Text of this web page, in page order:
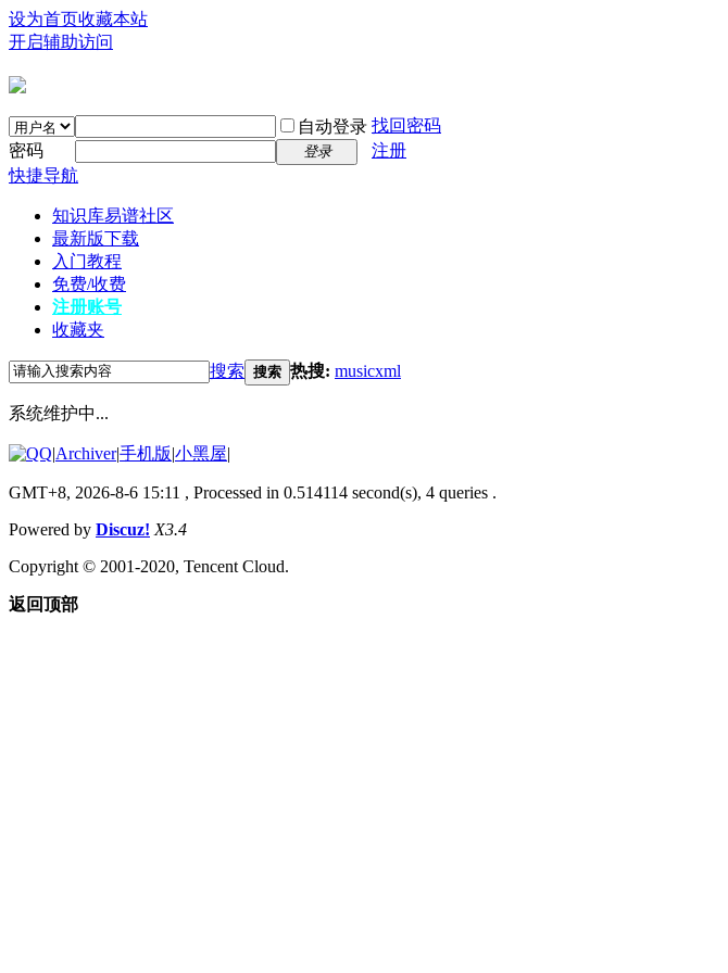
设为首页收藏本站
开启辅助访问
自动登录 找回密码
密码
登录
注册
快捷导航
知识库易谱社区
最新版下载
入门教程
免费/收费
注册账号
收藏夹
搜索 搜索 热搜: musicxml
系统维护中...
|Archiver|手机版|小黑屋|
GMT+8, 2026-8-6 15:11 , Processed in 0.514114 second(s), 4 queries .
Powered by Discuz! X3.4
Copyright © 2001-2020, Tencent Cloud.
返回顶部